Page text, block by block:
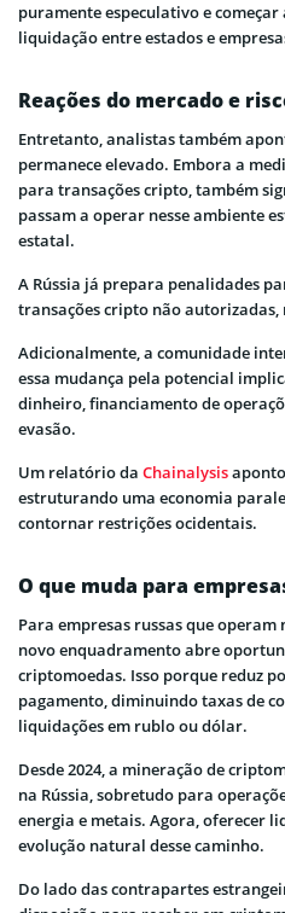
puramente especulativo e
liquidação entre estados e
Reações do mercado e
Entretanto, analistas também
permanece elevado. Embora a
para transações cripto, também
passam a operar nesse ambiente
estatal.
A Rússia já prepara penalidades
transações cripto não autorizadas,
Adicionalmente, a comunidade
essa mudança pela potencial
dinheiro, financiamento de
evasão.
Um relatório da Chainalysis
estruturando uma economia
contornar restrições ocidentais.
O que muda para
Para empresas russas que
novo enquadramento abre
criptomoedas. Isso porque reduz
pagamento, diminuindo taxas de
liquidações em rublo ou dólar.
Desde 2024, a mineração de
na Rússia, sobretudo para
energia e metais. Agora, oferecer
evolução natural desse caminho.
Do lado das contrapartes